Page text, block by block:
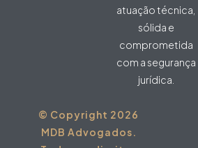
atuação técnica,
sólida e
comprometida
com a segurança
jurídica.
© Copyright 2026
MDB Advogados.